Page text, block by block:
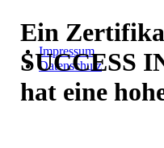
Impressum
Datenschutz
Ein
SUCCESS
hat eine